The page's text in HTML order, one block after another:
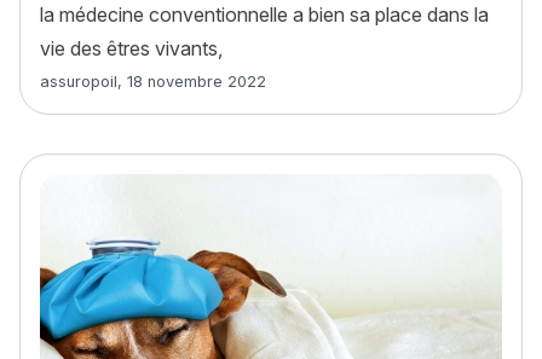
la médecine conventionnelle a bien sa place dans la
vie des êtres vivants,
Article rédigé par
assuropoil, 18 novembre 2022